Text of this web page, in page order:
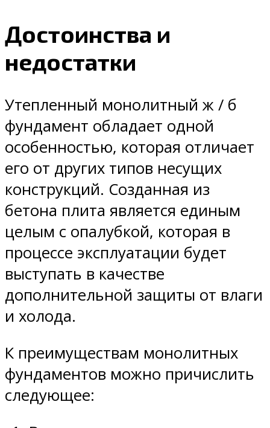
Достоинства и
недостатки
Утепленный монолитный ж / б
фундамент обладает одной
особенностью, которая отличает
его от других типов несущих
конструкций. Созданная из
бетона плита является единым
целым с опалубкой, которая в
процессе эксплуатации будет
выступать в качестве
дополнительной защиты от влаги
и холода.
К преимуществам монолитных
фундаментов можно причислить
следующее: